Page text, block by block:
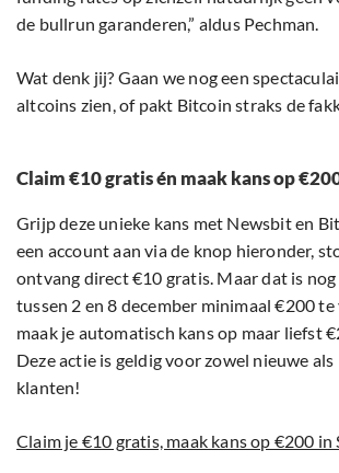
de bullrun garanderen,” aldus Pechman.
Wat denk jij? Gaan we nog een
altcoins zien, of pakt Bitcoin straks de
Claim €10 gratis én maak kans op
Grijp deze unieke kans met Newsbit en
een account aan via de knop hieronder,
ontvang direct €10 gratis. Maar dat is
tussen 2 en 8 december minimaal €200
maak je automatisch kans op maar liefst
Deze actie is geldig voor zowel nieuwe
klanten!
Claim je €10 gratis, maak kans op €200 in